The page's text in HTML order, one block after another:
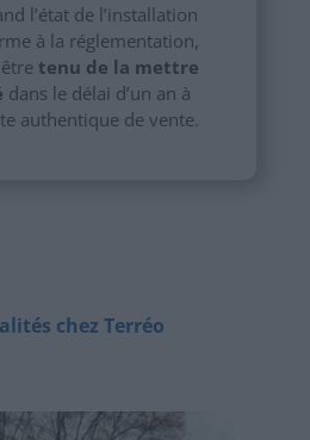
l’état de l’installation
à la réglementation,
tenu de la mettre
dans le délai d’un an à
authentique de vente.
chez Terréo